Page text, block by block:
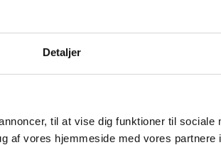
Detaljer
til at vise dig funktioner til sociale
af vores hjemmeside med vores partnere